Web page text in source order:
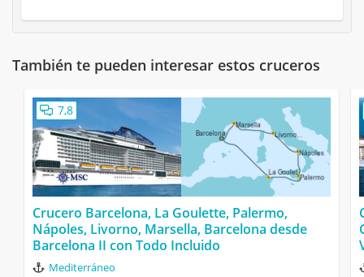
También te pueden interesar estos cruceros
7,8
Crucero Barcelona, La Goulette, Palermo,
Nápoles, Livorno, Marsella, Barcelona desde
Barcelona II con Todo Incluido
Mediterráneo